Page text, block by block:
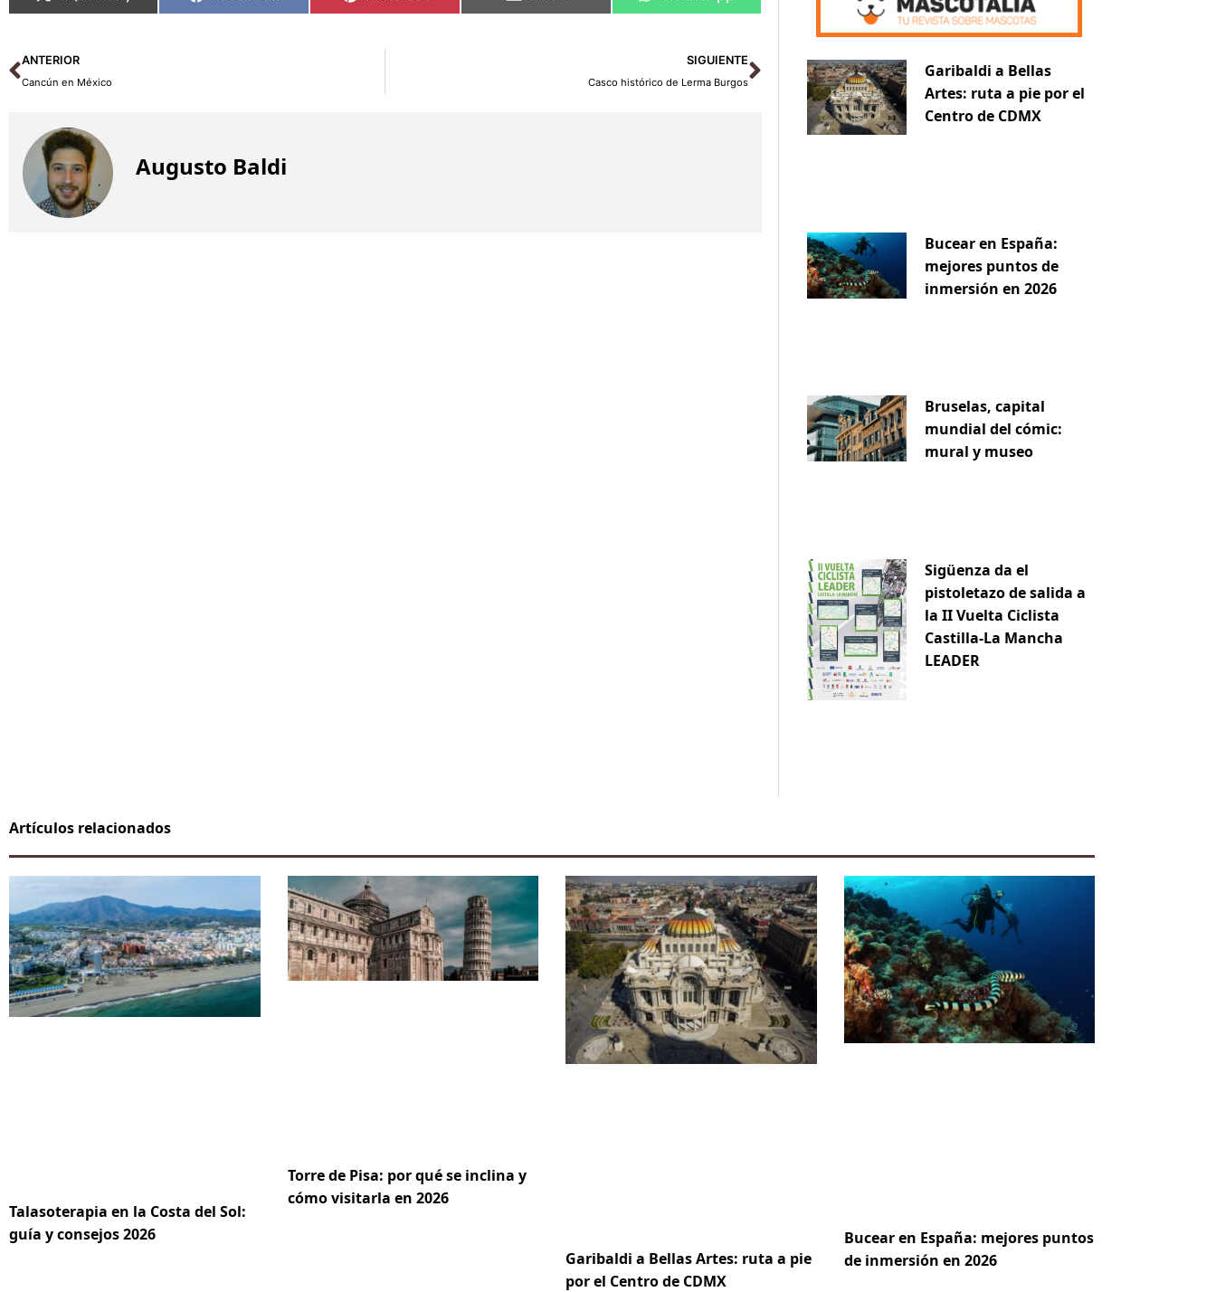
Ant
ANTERIOR
Cancún en México
SIGUIENTE
Casco histórico de Lerma Burgos
Siguiente
Augusto Baldi
Garibaldi a Bellas
Artes: ruta a pie por el
Centro de CDMX
Bucear en España:
mejores puntos de
inmersión en 2026
Bruselas, capital
mundial del cómic:
mural y museo
Sigüenza da el
pistoletazo de salida a
la II Vuelta Ciclista
Castilla-La Mancha
LEADER
Artículos relacionados
Talasoterapia en la Costa del Sol:
guía y consejos 2026
Torre de Pisa: por qué se inclina y
cómo visitarla en 2026
Garibaldi a Bellas Artes: ruta a pie
por el Centro de CDMX
Bucear en España: mejores puntos
de inmersión en 2026